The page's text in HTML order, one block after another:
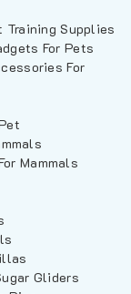
Training Supplies
For Pets
For
Mammals
Gliders